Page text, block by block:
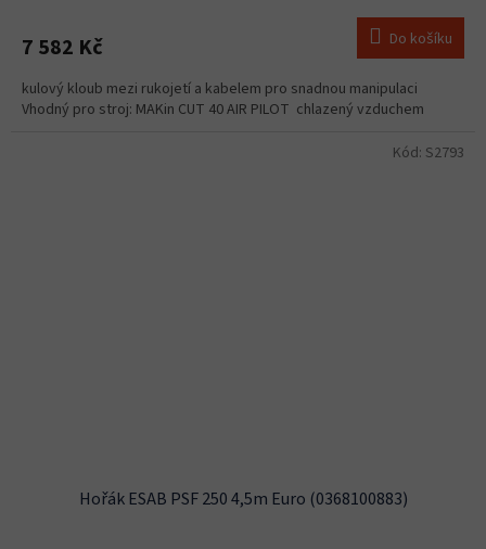
7 582 Kč Do košíku
kulový kloub mezi rukojetí a kabelem pro snadnou manipulaci
Vhodný pro stroj: MAKin CUT 40 AIR PILOT chlazený vzduchem
Hořák ESAB PSF 250 4,5m Euro (0368100883)
Kód: S2793